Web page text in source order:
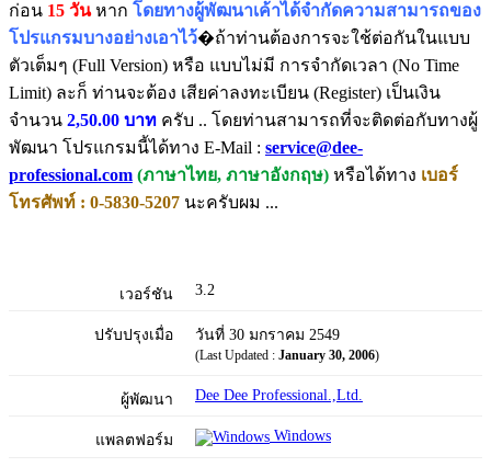
ก่อน 15 วันหาก โดยทางผู้พัฒนาเค้าได้จำกัดความสามารถของ
โปรแกรมบางอย่างเอาไว้�ถ้าท่านต้องการจะใช้ต่อกันในแบบ
ตัวเต็มๆ (Full Version) หรือ แบบไม่มี การจำกัดเวลา (No Time
Limit) ละก็ ท่านจะต้อง เสียค่าลงทะเบียน (Register) เป็นเงิน
จำนวน 2,50.00 บาท ครับ .. โดยท่านสามารถที่จะติดต่อกับทางผู้
พัฒนา โปรแกรมนี้ได้ทาง E-Mail : service@dee-
professional.com (ภาษาไทย, ภาษาอังกฤษ) หรือได้ทาง เบอร์
โทรศัพท์ : 0-5830-5207 นะครับผม ...
เวอร์ชัน 3.2
ปรับปรุงเมื่อ วันที่ 30 มกราคม 2549
(Last Updated : January 30, 2006)
ผู้พัฒนา Dee Dee Professional.,Ltd.
แพลตฟอร์ม Windows